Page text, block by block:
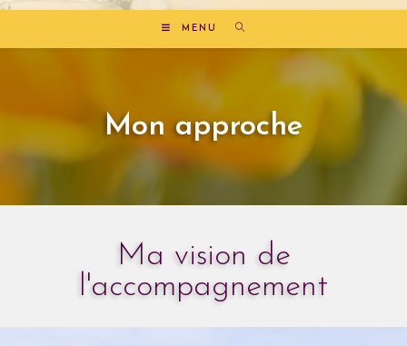
MENU
Mon approche
Ma vision de
l'accompagnement